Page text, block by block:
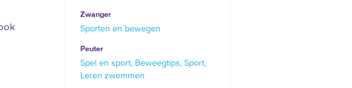
Zwanger
Sporten en bewegen
Peuter
Spel en sport Beweegtips Sport
Leren zwemmen